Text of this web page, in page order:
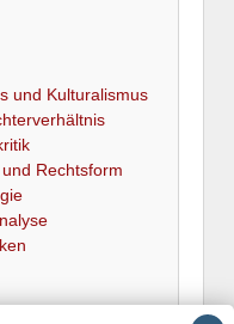
und Kulturalismus
Rechtsform